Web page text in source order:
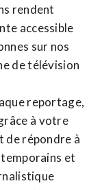
rendent
accessible
sur nos
de télévision
reportage,
à votre
de répondre à
et